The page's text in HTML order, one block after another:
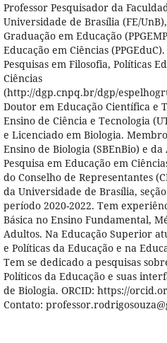
Professor Pesquisador da
Universidade de Brasília (FE/
Graduação em Educação
Educação em Ciências
Pesquisas em Filosofia, Políticas
Ciências
(http://dgp.cnpq.br/dgp/
Doutor em Educação Científica e
Ensino de Ciência e Tecnologia
e Licenciado em Biologia.
Ensino de Biologia (SBEnBio) e
Pesquisa em Educação em
do Conselho de Representantes
da Universidade de Brasília,
período 2020-2022. Tem
Básica no Ensino Fundamental,
Adultos. Na Educação Superior
e Políticas da Educação e na
Tem se dedicado a pesquisas
Políticos da Educação e suas
de Biologia. ORCID: https://
Contato: